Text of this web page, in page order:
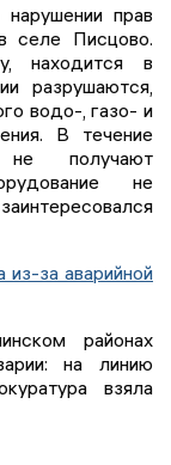
прав
селе Писцово.
находится в
разрушаются,
водо-, газо- и
В течение
не получают
не
за аварийной
районах
на линию
взяла